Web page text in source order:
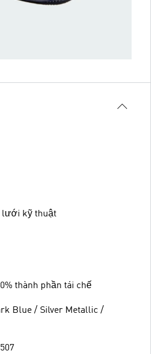
lưới kỹ thuật
thành phần tái chế
Blue / Silver Metallic /